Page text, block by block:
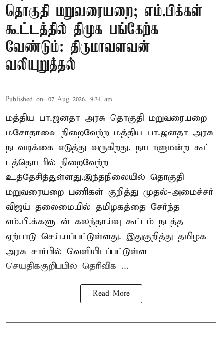
தொகுதி மறுவரையறை; எம்.பிக்கள்
கூட்டத்தில் திமுக பங்கேற்க
வேண்டும்: திருமாவளவன்
வலியுறுத்தல்
Published on: 07 Aug 2026, 9:34 am
மத்திய பா.ஜனதா அரசு தொகுதி மறுவரையறை
மசோதாவை நிறைவேற்ற மத்திய பா.ஜனதா அரசு
நடவடிக்கை எடுத்து வருகிறது. நாடாளுமன்ற கூட்
டத்தொடரில் நிறைவேற்ற
உத்தேசித்துள்ளது.இந்தநிலையில் தொகுதி
மறுவரையறை பணிகள் குறித்து முதல்-அமைச்சர்
விஜய் தலைமையில் தமிழகத்தை சேர்ந்த
எம்.பி.க்களுடன் கலந்தாய்வு கூட்டம் நடத்த
ஏற்பாடு செய்யப்பட்டுள்ளது. இதுகுறித்து தமிழக
அரசு சார்பில் வெளியிடப்பட்டுள்ள
செய்திக்குறிப்பில் தெரிவிக் ...
Read More